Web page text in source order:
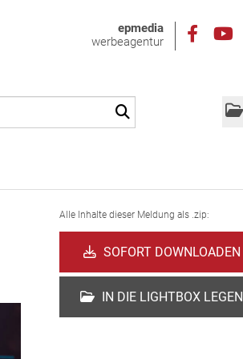
epmedia
werbeagentur
Alle Inhalte dieser Meldung als .zip:
SOFORT DOWNLOADEN
IN DIE LIGHTBOX LEGEN